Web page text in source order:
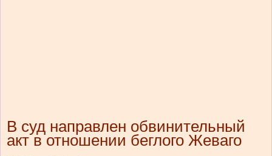
В суд направлен обвинительный
акт в отношении беглого Жеваго